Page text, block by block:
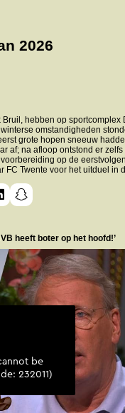
2026
hebben op sportcomplex
omstandigheden
grote hopen sneeuw
af; na afloop ontstond er zelfs
op de
FC Twente voor het uitduel in
heeft boter op het hoofd!’